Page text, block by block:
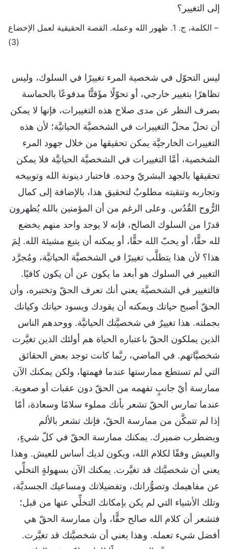
إلى التغيير؟
– الكلمة، ج. 1. ظهور الله وعمله. القصة الحقيقية لعمل الإخضاع
(3)
ليس التحوّل في شخصية المرء تغييرًا في السلوك، وليس
تظاهرًا بتغيير خارجي، أو تحوّلًا مؤَقتًّا مدفوعًا بالحماسة
بصرف النظر عن مدى صلاح هذه التغييرات، فإنها لا يمكن
أن تحلّ محلّ التغييرات في الشخصيَّة الحياتيَّة؛ لأن هذه
التغييرات الخارجيَّة يمكن تحقيقها من خلال جهود المرء
الشخصية، أمَّا التغييرات في الشخصيَّة الحياتيَّة فلا يمكن
تحقيقها بالجهد البشريّ وحده. فاختبار دينونة الله وتوبيخه
وتجاربه وتنقيته مطلوبٌ لتحقيق هذا، بالإضافة إلى كمال
الرُّوح القُدُس. وعلى الرغم من أن المؤمنين بالله يُظهرون
قدرًا من السلوك الصالح، فإنه لا يوجد واحد منهم يخضع
لله حقًّا، أو يحبّ الله حقًّا، أو يمكنه أن يتبع مشيئة الله. لِمَ
هذا؟ لأن هذا يتطلَّب تغييرًا في الشخصيَّة الحياتيَّة، ومُجرَّد
التغيير في السلوك هو أبعد ما يكون عن أن يكون كافيًا.
فالتغيير في الشخصيَّة يعني أنك تعرف الحقّ وتختبره، وأن
الحقّ أصبح حياتك ويمكنه أن يقودك ويسود حياتك وكيانك
بجملته. هذا تغييرٌ في شخصيَّتك الحياتيَّة. ووحدهم الناس
الذين يملكون الحقّ باعتباره الحياة هم أولئك الذين تغيَّرت
شخصيَّاتهم. في الماضي، ربَّما كانت توجد بعض الحقائق
التي لم تستطع ممارستها عندما فهمتها، ولكن يمكنك الآن
ممارسة أيّ جانبٍ تفهمه من الحقّ دون عقبات أو صعوبة.
عندما تمارس الحقّ تشعر بأنك مملوء سلامًا وسعادة، أمّا
إذا لم تتمكَّن من ممارسة الحقّ، فإنك تشعر بالألم
ويضطرب ضميرك. يمكنك ممارسة الحقّ في كلّ شيءٍ،
والعيش وفقًا لكلام الله، ويكون لديك أساس للعيش. وهذا
يعني أن شخصيَّتك قد تغيَّرت. يمكنك الآن بسهولةٍ التخلِّي
عن مفاهيمك وتصوُّراتك، وتفضيلاتك ومساعيك الجسديَّة،
وتلك الأشياء التي لم يكن بإمكانك التخلِّي عنها من قبل؛
فتشعر أن كلام الله صالح حقًّا، وأن ممارسة الحقّ هي
أفضل شيء تعمله. وهذا يعني أن شخصيَّتك قد تغيَّرت.